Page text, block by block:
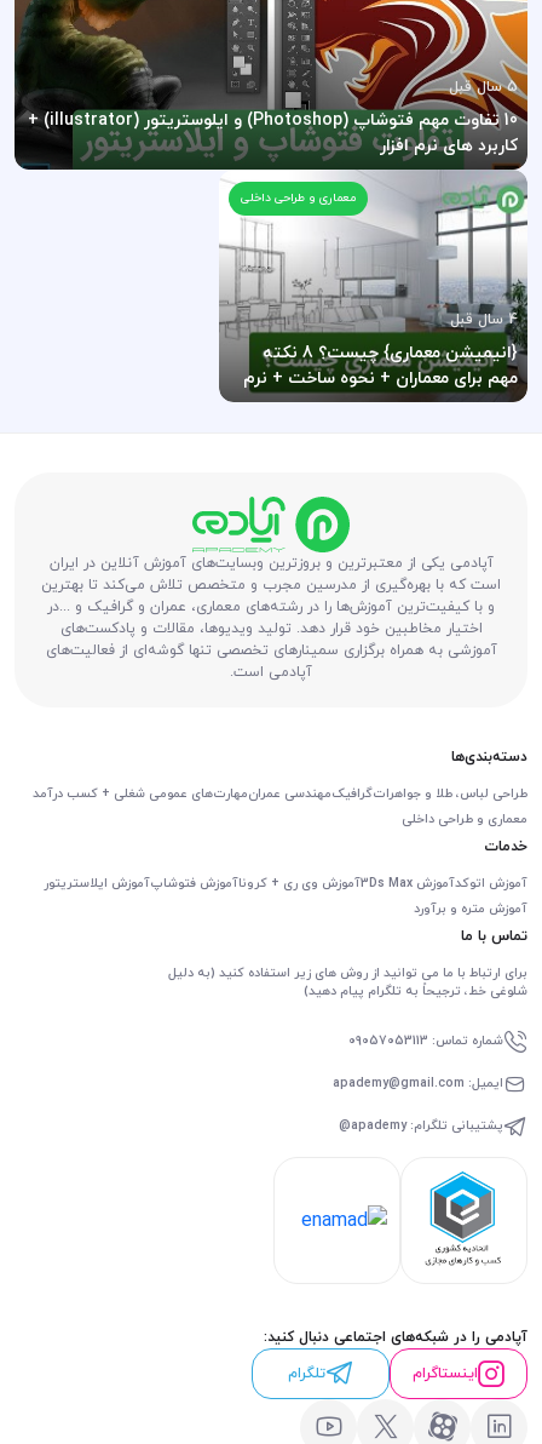
5 سال قبل
10 تفاوت مهم فتوشاپ (Photoshop) و ایلوستریتور (illustrator) +
کاربرد های نرم افزار
معماری و طراحی داخلی
4 سال قبل
{انیمیشن معماری} چیست؟ 8 نکته
مهم برای معماران + نحوه ساخت + نرم
افزار‌های مناسب
آپادمی یکی از معتبرترین و بروزترین وبسایت‌های آموزش آنلاین در ایران
است که با بهره‌گیری از مدرسین مجرب و متخصص تلاش می‌کند تا بهترین
و با کیفیت‌ترین آموزش‌ها را در رشته‌های معماری، عمران و گرافیک و ...در
اختیار مخاطبین خود قرار دهد. تولید ویدیوها، مقالات و پادکست‌های
آموزشی به همراه برگزاری سمینارهای تخصصی تنها گوشه‌ای از فعالیت‌های
آپادمی است.
دسته‌بندی‌ها
طراحی لباس، طلا و جواهراتگرافیکمهندسی عمرانمهارت‌های عمومی شغلی + کسب درآمد
معماری و طراحی داخلی
خدمات
آموزش اتوکدآموزش 3Ds Max آموزش وی ری + کروناآموزش فتوشاپآموزش ایلاستریتور
آموزش متره و برآورد
تماس با ما
برای ارتباط با ما می توانید از روش های زیر استفاده کنید (به دلیل
شلوغی خط، ترجیحاً به تلگرام پیام دهید)
شماره تماس: 09057053113
ایمیل: apademy@gmail.com
پشتیبانی تلگرام: apademy@
آپادمی را در شبکه‌های اجتماعی دنبال کنید:
اینستاگرام
تلگرام